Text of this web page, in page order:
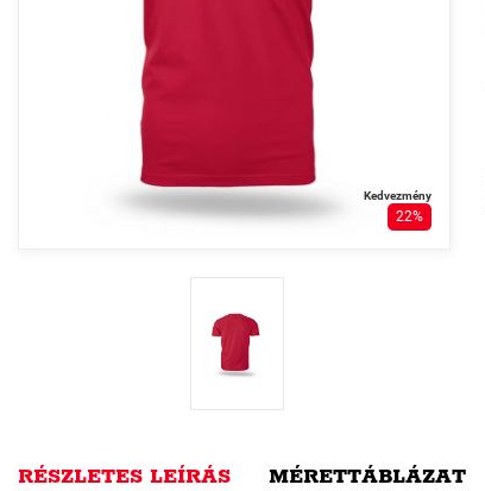
Kedvezmény
22%
RÉSZLETES LEÍRÁS MÉRETTÁBLÁZAT